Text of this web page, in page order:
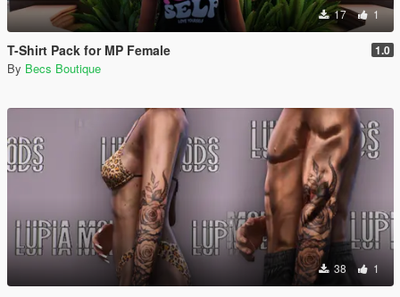
17 1
T-Shirt Pack for MP Female 1.0
By Becs Boutique
38 1